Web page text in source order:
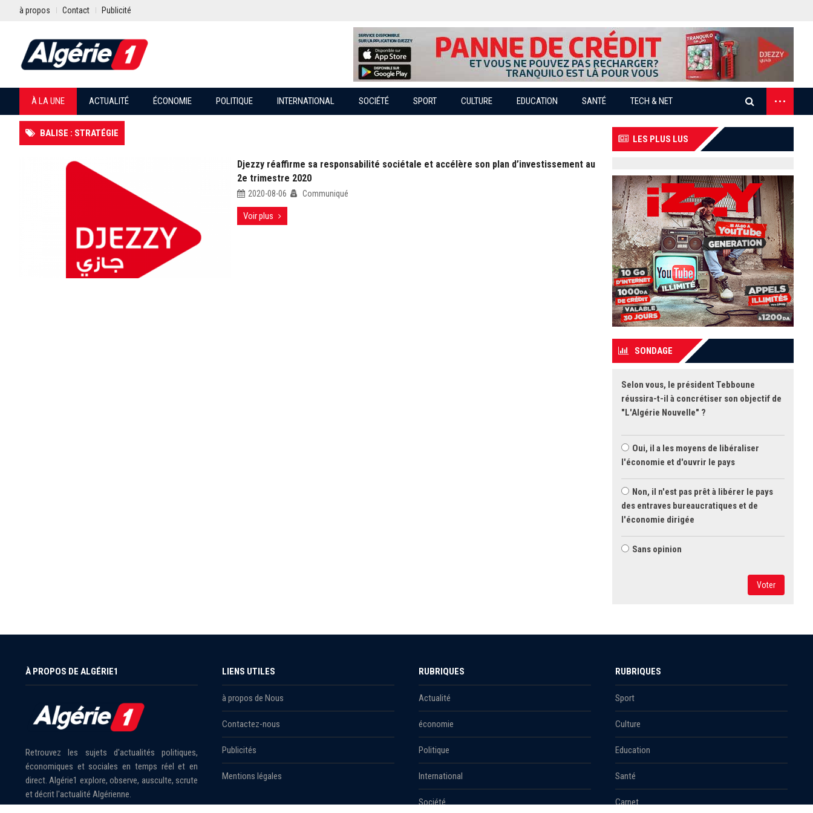
à propos Contact Publicité
À LA UNE ACTUALITÉ ÉCONOMIE POLITIQUE INTERNATIONAL SOCIÉTÉ SPORT CULTURE EDUCATION SANTÉ TECH & NET ...
BALISE : STRATÉGIE
Djezzy réaffirme sa responsabilité sociétale et accélère son plan d’investissement au
2e trimestre 2020
2020-08-06 Communiqué
Voir plus
LES PLUS LUS
SONDAGE
Selon vous, le président Tebboune
réussira-t-il à concrétiser son objectif de
"L'Algérie Nouvelle" ?
Oui, il a les moyens de libéraliser
l'économie et d'ouvrir le pays
Non, il n'est pas prêt à libérer le pays
des entraves bureaucratiques et de
l'économie dirigée
Sans opinion
Voter
À PROPOS DE ALGÉRIE1
Retrouvez les sujets d'actualités politiques,
économiques et sociales en temps réel et en
direct. Algérie1 explore, observe, ausculte, scrute
et décrit l'actualité Algérienne.
LIENS UTILES
à propos de Nous
Contactez-nous
Publicités
Mentions légales
RUBRIQUES
Actualité
économie
Politique
International
Société
RUBRIQUES
Sport
Culture
Education
Santé
Carnet